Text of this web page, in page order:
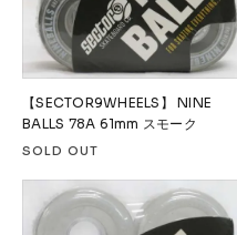
【SECTOR9WHEELS】 NINE
BALLS 78A 61mm スモーク
SOLD OUT